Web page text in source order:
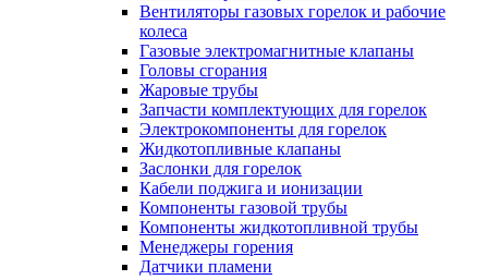
Вентиляторы газовых горелок и рабочие
колеса
Газовые электромагнитные клапаны
Головы сгорания
Жаровые трубы
Запчасти комплектующих для горелок
Электрокомпоненты для горелок
Жидкотопливные клапаны
Заслонки для горелок
Кабели поджига и ионизации
Компоненты газовой трубы
Компоненты жидкотопливной трубы
Менеджеры горения
Датчики пламени